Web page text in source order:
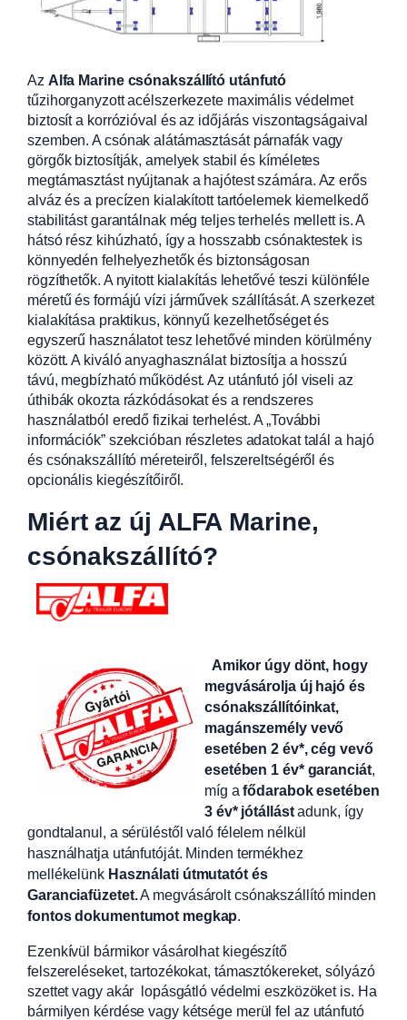
Az Alfa Marine csónakszállító utánfutó
tűzihorganyzott acélszerkezete maximális védelmet
biztosít a korrózióval és az időjárás viszontagságaival
szemben. A csónak alátámasztását párnafák vagy
görgők biztosítják, amelyek stabil és kíméletes
megtámasztást nyújtanak a hajótest számára. Az erős
alváz és a precízen kialakított tartóelemek kiemelkedő
stabilitást garantálnak még teljes terhelés mellett is. A
hátsó rész kihúzható, így a hosszabb csónaktestek is
könnyedén felhelyezhetők és biztonságosan
rögzíthetők. A nyitott kialakítás lehetővé teszi különféle
méretű és formájú vízi járművek szállítását. A szerkezet
kialakítása praktikus, könnyű kezelhetőséget és
egyszerű használatot tesz lehetővé minden körülmény
között. A kiváló anyaghasználat biztosítja a hosszú
távú, megbízható működést. Az utánfutó jól viseli az
úthibák okozta rázkódásokat és a rendszeres
használatból eredő fizikai terhelést. A „További
információk” szekcióban részletes adatokat talál a hajó
és csónakszállító méreteiről, felszereltségéről és
opcionális kiegészítőiről.
Miért az új ALFA Marine,
csónakszállító?
Amikor úgy dönt, hogy
megvásárolja új hajó és
csónakszállítóinkat,
magánszemély vevő
esetében 2 év*, cég vevő
esetében 1 év* garanciát,
míg afődarabok esetében
3 év* jótállástadunk, így
gondtalanul, a sérüléstől való félelem nélkül
használhatja utánfutóját. Minden termékhez
mellékelünk Használati útmutatót és
Garanciafüzetet.A megvásárolt csónakszállító minden
fontos dokumentumot megkap.
Ezenkívül bármikor vásárolhat kiegészítő
felszereléseket, tartozékokat, támasztókereket, sólyázó
szettet vagy akár lopásgátló védelmi eszközöket is. Ha
bármilyen kérdése vagy kétsége merül fel az utánfutó